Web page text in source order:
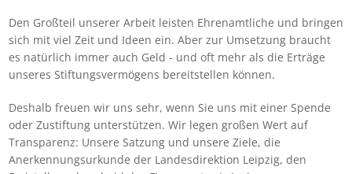
Den Großteil unserer Arbeit leisten Ehrenamtliche und bringen
sich mit viel Zeit und Ideen ein. Aber zur Umsetzung braucht
es natürlich immer auch Geld - und oft mehr als die Erträge
unseres Stiftungsvermögens bereitstellen können.
Deshalb freuen wir uns sehr, wenn Sie uns mit einer Spende
oder Zustiftung unterstützen. Wir legen großen Wert auf
Transparenz: Unsere Satzung und unsere Ziele, die
Anerkennungsurkunde der Landesdirektion Leipzig, den